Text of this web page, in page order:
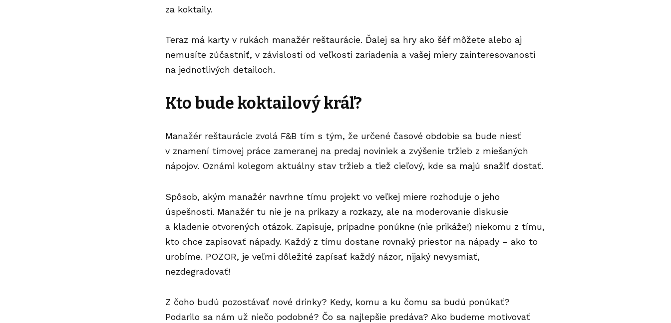
za koktaily.
Teraz má karty v rukách manažér reštaurácie. Ďalej sa hry ako šéf môžete alebo aj
nemusíte zúčastniť, v závislosti od veľkosti zariadenia a vašej miery zainteresovanosti
na jednotlivých detailoch.
Kto bude koktailový kráľ?
Manažér reštaurácie zvolá F&B tím s tým, že určené časové obdobie sa bude niesť
v znamení tímovej práce zameranej na predaj noviniek a zvýšenie tržieb z miešaných
nápojov. Oznámi kolegom aktuálny stav tržieb a tiež cieľový, kde sa majú snažiť dostať.
Spôsob, akým manažér navrhne tímu projekt vo veľkej miere rozhoduje o jeho
úspešnosti. Manažér tu nie je na príkazy a rozkazy, ale na moderovanie diskusie
a kladenie otvorených otázok. Zapisuje, prípadne ponúkne (nie prikáže!) niekomu z tímu,
kto chce zapisovať nápady. Každý z tímu dostane rovnaký priestor na nápady – ako to
urobíme. POZOR, je veľmi dôležité zapísať každý názor, nijaký nevysmiať,
nezdegradovať!
Z čoho budú pozostávať nové drinky? Kedy, komu a ku čomu sa budú ponúkať?
Podarilo sa nám už niečo podobné? Čo sa najlepšie predáva? Ako budeme motivovať